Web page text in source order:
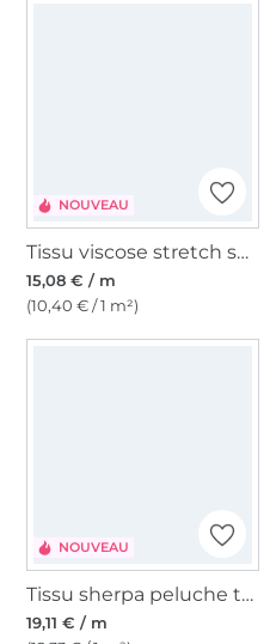
NOUVEAU
Tissu viscose stretch squares, vert
15,08 € / m
(10,40 € / 1 m²)
NOUVEAU
Tissu sherpa peluche teddy In Love with Leo, rose fuchsia
19,11 € / m